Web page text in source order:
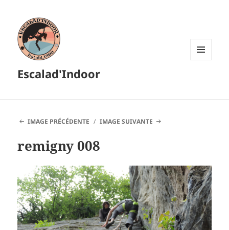
Escalad'Indoor
IMAGE PRÉCÉDENTE IMAGE SUIVANTE
remigny 008